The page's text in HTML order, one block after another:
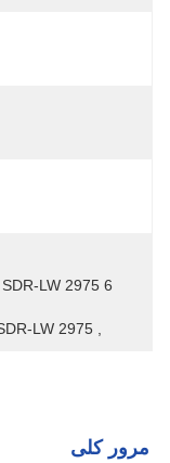
LW 2975
مرور کلی